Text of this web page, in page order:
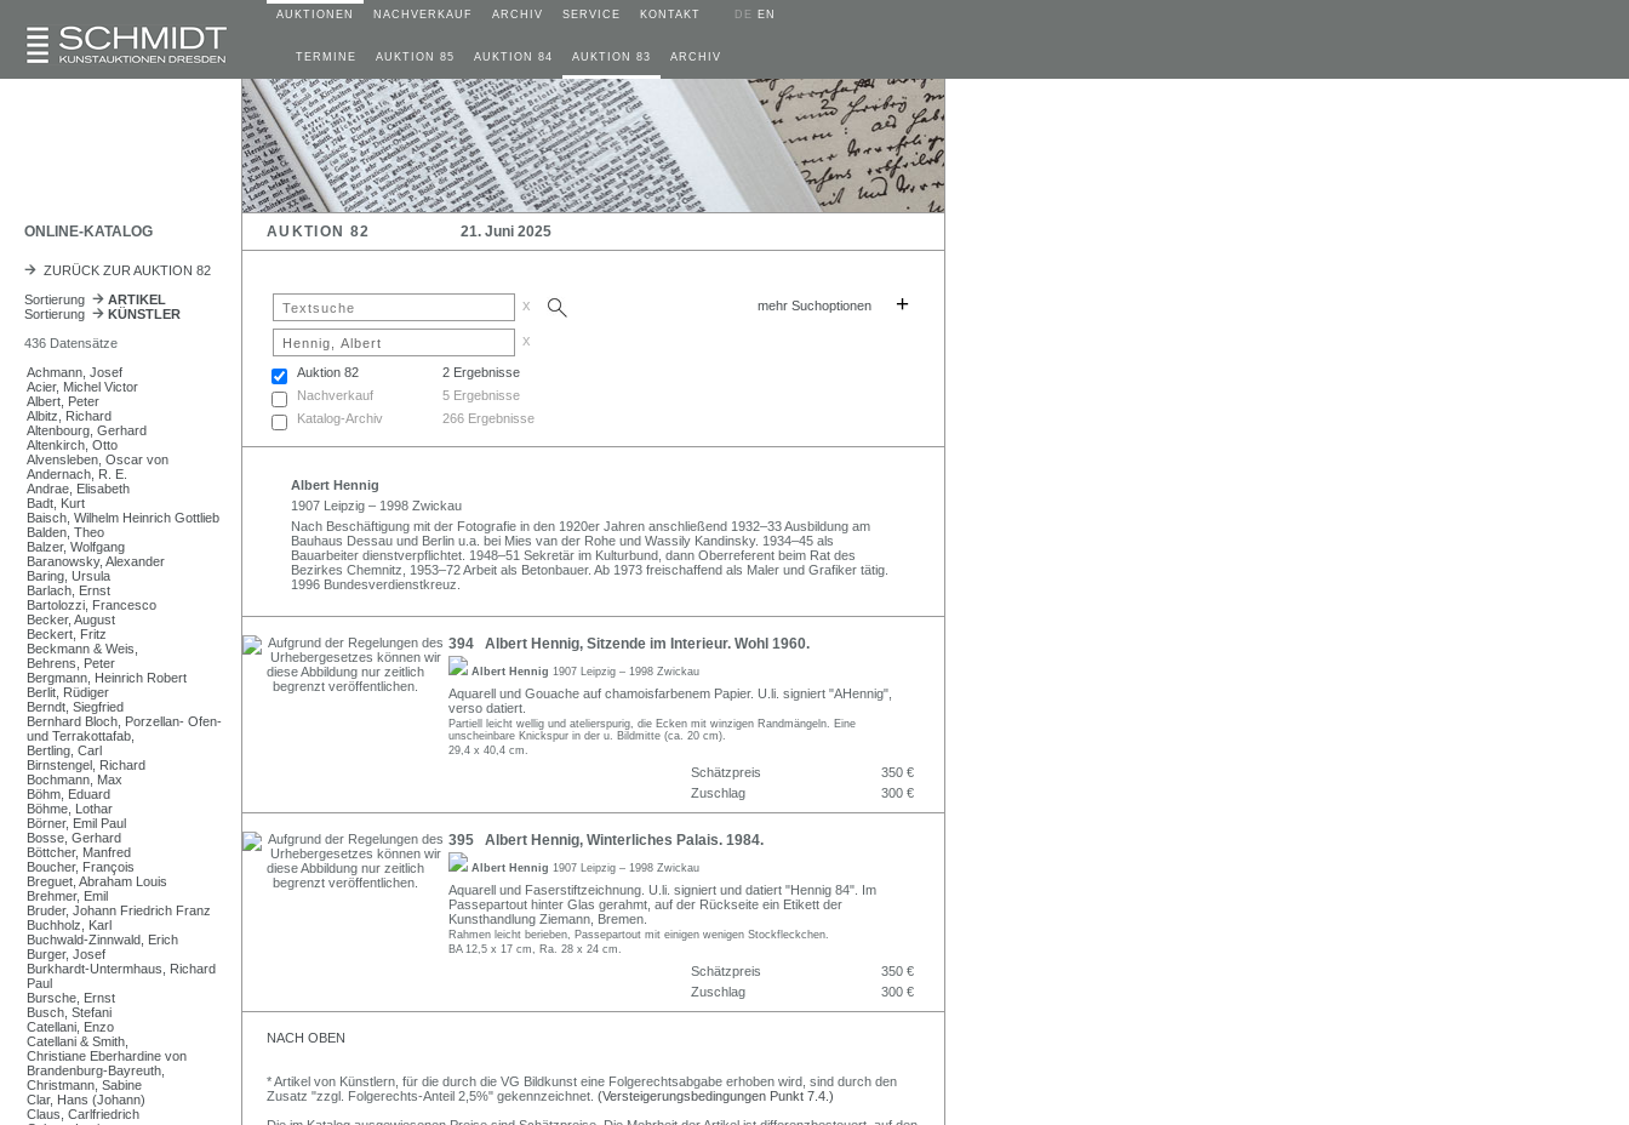
AUKTIONEN NACHVERKAUF ARCHIV SERVICE KONTAKT DE EN
TERMINE AUKTION 85 AUKTION 84 AUKTION 83 ARCHIV
ONLINE-KATALOG AUKTION 82 21. Juni 2025
ZURÜCK ZUR AUKTION 82
Sortierung
ARTIKEL
Sortierung
KÜNSTLER
436 Datensätze
Achmann, Josef
Acier, Michel Victor
Albert, Peter
Albitz, Richard
Altenbourg, Gerhard
Altenkirch, Otto
Alvensleben, Oscar von
Andernach, R. E.
Andrae, Elisabeth
Badt, Kurt
Baisch, Wilhelm Heinrich Gottlieb
Balden, Theo
Balzer, Wolfgang
Baranowsky, Alexander
Baring, Ursula
Barlach, Ernst
Bartolozzi, Francesco
Becker, August
Beckert, Fritz
Beckmann & Weis,
Behrens, Peter
Bergmann, Heinrich Robert
Berlit, Rüdiger
Berndt, Siegfried
Bernhard Bloch, Porzellan- Ofen-
und Terrakottafab,
Bertling, Carl
Birnstengel, Richard
Bochmann, Max
Böhm, Eduard
Böhme, Lothar
Börner, Emil Paul
Bosse, Gerhard
Böttcher, Manfred
Boucher, François
Breguet, Abraham Louis
Brehmer, Emil
Bruder, Johann Friedrich Franz
Buchholz, Karl
Buchwald-Zinnwald, Erich
Burger, Josef
Burkhardt-Untermhaus, Richard
Paul
Bursche, Ernst
Busch, Stefani
Catellani, Enzo
Catellani & Smith,
Christiane Eberhardine von
Brandenburg-Bayreuth,
Christmann, Sabine
Clar, Hans (Johann)
Claus, Carlfriedrich
x mehr Suchoptionen +
x
Auktion 82
2 Ergebnisse
Nachverkauf
5 Ergebnisse
Katalog-Archiv
266 Ergebnisse
Albert Hennig
1907 Leipzig – 1998 Zwickau
Nach Beschäftigung mit der Fotografie in den 1920er Jahren anschließend 1932–33 Ausbildung am
Bauhaus Dessau und Berlin u.a. bei Mies van der Rohe und Wassily Kandinsky. 1934–45 als
Bauarbeiter dienstverpflichtet. 1948–51 Sekretär im Kulturbund, dann Oberreferent beim Rat des
Bezirkes Chemnitz, 1953–72 Arbeit als Betonbauer. Ab 1973 freischaffend als Maler und Grafiker tätig.
1996 Bundesverdienstkreuz.
394 Albert Hennig, Sitzende im Interieur. Wohl 1960.
Albert Hennig 1907 Leipzig – 1998 Zwickau
Aquarell und Gouache auf chamoisfarbenem Papier. U.li. signiert "AHennig",
verso datiert.
Partiell leicht wellig und atelierspurig, die Ecken mit winzigen Randmängeln. Eine
unscheinbare Knickspur in der u. Bildmitte (ca. 20 cm).
29,4 x 40,4 cm.
Schätzpreis
350 €
Zuschlag
300 €
395 Albert Hennig, Winterliches Palais. 1984.
Albert Hennig 1907 Leipzig – 1998 Zwickau
Aquarell und Faserstiftzeichnung. U.li. signiert und datiert "Hennig 84". Im
Passepartout hinter Glas gerahmt, auf der Rückseite ein Etikett der
Kunsthandlung Ziemann, Bremen.
Rahmen leicht berieben, Passepartout mit einigen wenigen Stockfleckchen.
BA 12,5 x 17 cm, Ra. 28 x 24 cm.
Schätzpreis
350 €
Zuschlag
300 €
NACH OBEN
* Artikel von Künstlern, für die durch die VG Bildkunst eine Folgerechtsabgabe erhoben wird, sind durch den
Zusatz "zzgl. Folgerechts-Anteil 2,5%" gekennzeichnet. (Versteigerungsbedingungen Punkt 7.4.)